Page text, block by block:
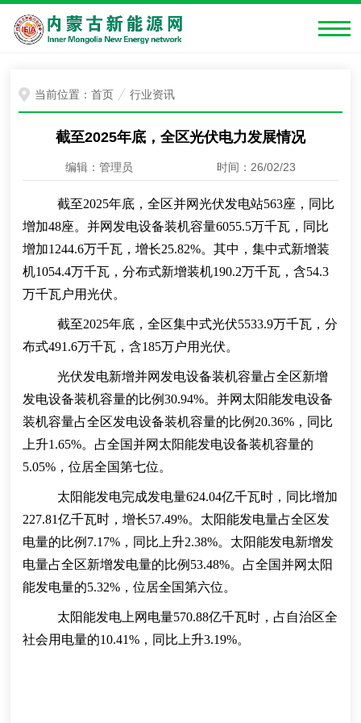
当前位置：首页 行业资讯
截至2025年底，全区光伏电力发展情况
编辑：管理员 时间：26/02/23
截至2025年底，全区并网光伏发电站563座，同比
增加48座。并网发电设备装机容量6055.5万千瓦，同比
增加1244.6万千瓦，增长25.82%。其中，集中式新增装
机1054.4万千瓦，分布式新增装机190.2万千瓦，含54.3
万千瓦户用光伏。
截至2025年底，全区集中式光伏5533.9万千瓦，分
布式491.6万千瓦，含185万户用光伏。
光伏发电新增并网发电设备装机容量占全区新增
发电设备装机容量的比例30.94%。并网太阳能发电设备
装机容量占全区发电设备装机容量的比例20.36%，同比
上升1.65%。占全国并网太阳能发电设备装机容量的
5.05%，位居全国第七位。
太阳能发电完成发电量624.04亿千瓦时，同比增加
227.81亿千瓦时，增长57.49%。太阳能发电量占全区发
电量的比例7.17%，同比上升2.38%。太阳能发电新增发
电量占全区新增发电量的比例53.48%。占全国并网太阳
能发电量的5.32%，位居全国第六位。
太阳能发电上网电量570.88亿千瓦时，占自治区全
社会用电量的10.41%，同比上升3.19%。